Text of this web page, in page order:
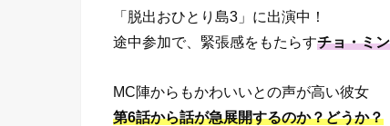
「脱出おひとり島3」に出演中！
途中参加で、緊張感をもたらすチョ・ミ
MC陣からもかわいいとの声が高い彼女
第6話から話が急展開するのか？どうか？